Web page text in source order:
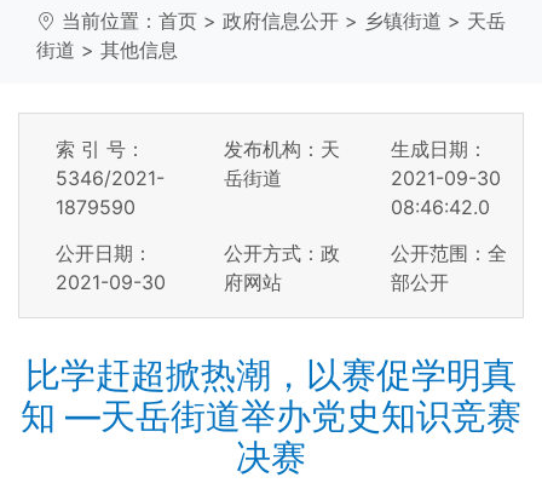
当前位置： 首页 > 政府信息公开 > 乡镇街道 > 天岳
街道 > 其他信息
索 引 号：
5346/2021-
1879590
发布机构：天
岳街道
生成日期：
2021-09-30
08:46:42.0
公开日期：
2021-09-30
公开方式：政
府网站
公开范围：全
部公开
比学赶超掀热潮，以赛促学明真
知 —天岳街道举办党史知识竞赛
决赛